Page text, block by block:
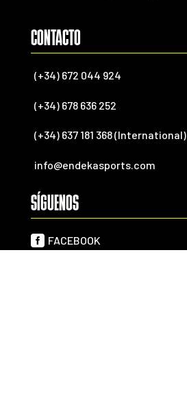
CONTACTO
(+34) 672 044 924
(+34) 678 636 252
(+34) 637 181 368 (International)
info@endekasports.com
SÍGUENOS
 FACEBOOK